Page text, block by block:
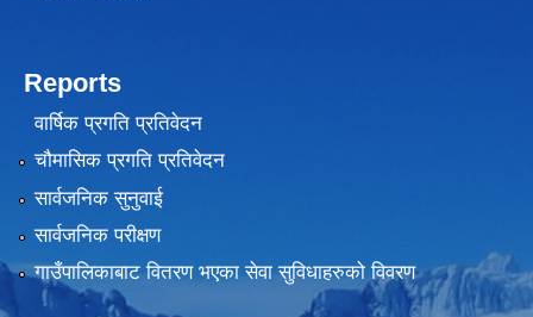
Reports
वार्षिक प्रगति प्रतिवेदन
चौमासिक प्रगति प्रतिवेदन
सार्वजनिक सुनुवाई
सार्वजनिक परीक्षण
गाउँपालिकाबाट वितरण भएका सेवा सुविधाहरुको विवरण